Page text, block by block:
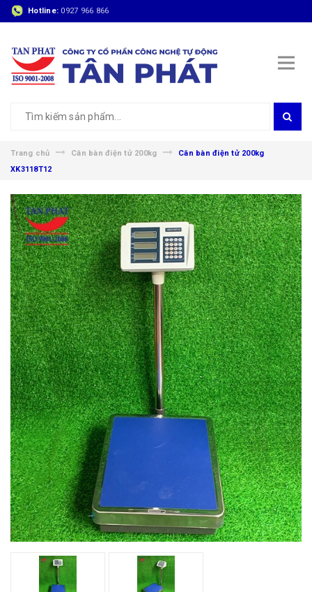
Hotline: 0927 966 866
Trang chủ Cân bàn điện tử 200kg
Cân bàn điện tử 200kg
XK3118T12